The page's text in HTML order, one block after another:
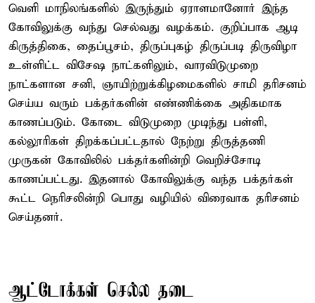
வெளி மாநிலங்களில் இருந்தும் ஏராளமானோர் இந்த
கோவிலுக்கு வந்து செல்வது வழக்கம். குறிப்பாக ஆடி
கிருத்திகை, தைப்பூசம், திருப்புகழ் திருப்படி திருவிழா
உள்ளிட்ட விசேஷ நாட்களிலும், வாரவிடுமுறை
நாட்களான சனி, ஞாயிற்றுக்கிழமைகளில் சாமி தரிசனம்
செய்ய வரும் பக்தர்களின் எண்ணிக்கை அதிகமாக
காணப்படும். கோடை விடுமுறை முடிந்து பள்ளி,
கல்லூரிகள் திறக்கப்பட்டதால் நேற்று திருத்தணி
முருகன் கோவிலில் பக்தர்களின்றி வெறிச்சோடி
காணப்பட்டது. இதனால் கோவிலுக்கு வந்த பக்தர்கள்
கூட்ட நெரிசலின்றி பொது வழியில் விரைவாக தரிசனம்
செய்தனர்.
ஆட்டோக்கள் செல்ல தடை